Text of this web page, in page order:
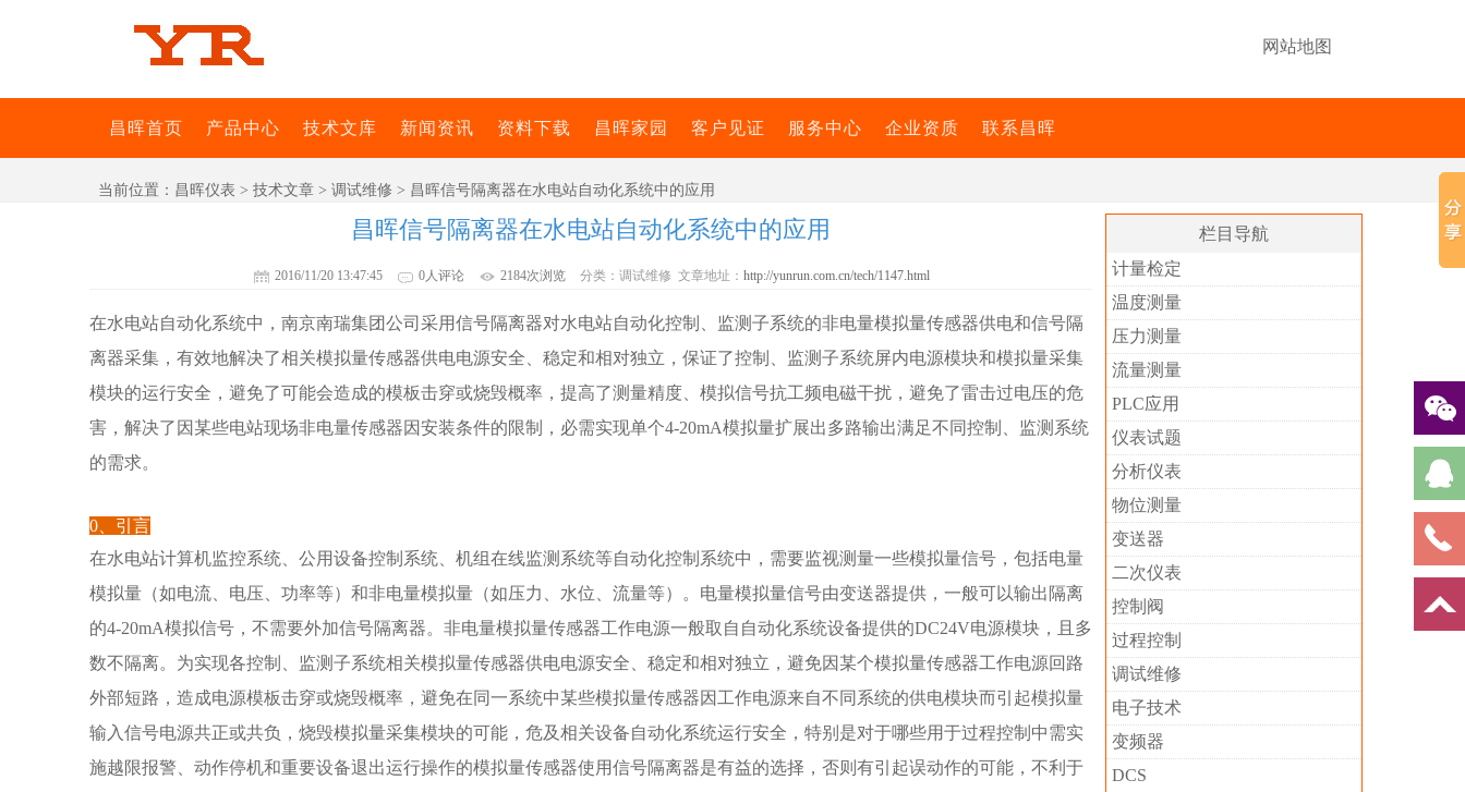
网站地图
昌晖首页 产品中心 技术文库 新闻资讯 资料下载 昌晖家园 客户见证 服务中心 企业资质 联系昌晖
当前位置： 昌晖仪表 > 技术文章 > 调试维修 > 昌晖信号隔离器在水电站自动化系统中的应用
昌晖信号隔离器在水电站自动化系统中的应用
2016/11/20 13:47:45 0人评论 2184次浏览 分类：调试维修 文章地址： http://yunrun.com.cn/tech/1147.html
在水电站自动化系统中， 南京南瑞集团公司采用信号隔离器对水电站自动化控制、监测子系统的非电量模拟量传感器供电和信号隔
离器采集，有效地解决了相关模拟量传感器供电电源安全、稳定和相对独立，保证了控制、监测子系统屏内电源模块和模拟量采集
模块的运行安全，避免了可能会造成的模板击穿或烧毁概率，提高了测量精度、模拟信号抗工频电磁干扰，避免了雷击过电压的危
害，解决了因某些电站现场非电量传感器因安装条件的限制，必需实现单个4-20mA模拟量扩展出多路输出满足不同控制、监测系统
的需求。
0、引言
在水电站计算机监控系统、公用设备控制系统、机组在线监测系统等自动化控制系统中，需要监视测量一些模拟量信号，包括电量
模拟量（如电流、电压、功率等）和非电量模拟量（如压力、水位、流量等）。电量模拟量信号由变送器提供，一般可以输出隔离
的4-20mA模拟信号，不需要外加信号隔离器。非电量模拟量传感器工作电源一般取自自动化系统设备提供的DC24V电源模块，且多
数不隔离。为实现各控制、监测子系统相关模拟量传感器供电电源安全、稳定和相对独立，避免因某个模拟量传感器工作电源回路
外部短路，造成电源模板击穿或烧毁概率，避免在同一系统中某些模拟量传感器因工作电源来自不同系统的供电模块而引起模拟量
输入信号电源共正或共负，烧毁模拟量采集模块的可能，危及相关设备自动化系统运行安全，特别是对于哪些用于过程控制中需实
施越限报警、动作停机和重要设备退出运行操作的模拟量传感器使用信号隔离器是有益的选择，否则有引起误动作的可能，不利于
栏目导航
计量检定
温度测量
压力测量
流量测量
PLC应用
仪表试题
分析仪表
物位测量
变送器
二次仪表
控制阀
过程控制
调试维修
电子技术
变频器
DCS